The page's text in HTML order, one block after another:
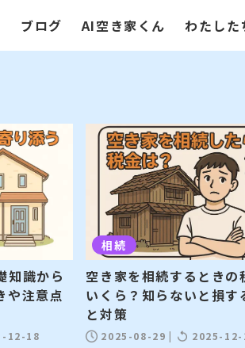
ブログ AI空き家くん わたした
知識から
や注意点
12-18
相続
空き家を相続するときの
いくら？知らないと損す
と対策
2025-08-29 | 2025-12-